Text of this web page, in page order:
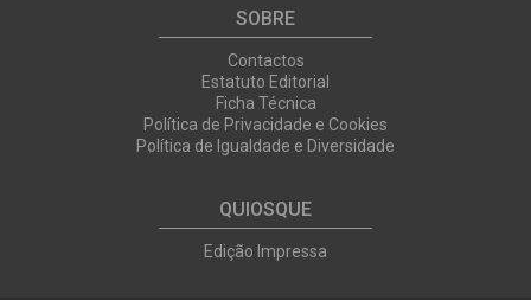
SOBRE
Contactos
Estatuto Editorial
Ficha Técnica
Política de Privacidade e Cookies
Política de Igualdade e Diversidade
QUIOSQUE
Edição Impressa